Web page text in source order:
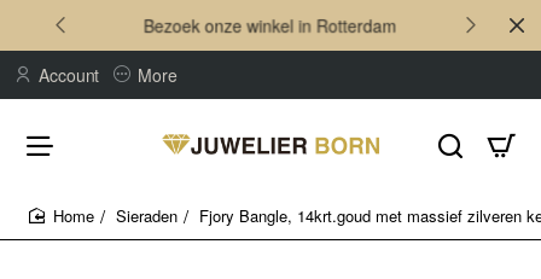
Bezoek onze winkel in Rotterdam
Account More
Sieraden Fjory Bangle, 14krt.goud met massief zilveren